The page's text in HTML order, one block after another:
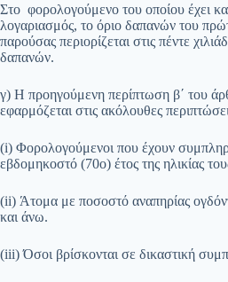
Στο φορολογούμενο του οποίου έχει
λογαριασμός, το όριο δαπανών του
παρούσας περιορίζεται στις πέντε
δαπανών.
γ) Η προηγούμενη περίπτωση β΄ του
εφαρμόζεται στις ακόλουθες
(i) Φορολογούμενοι που έχουν
εβδομηκοστό (70ο) έτος της ηλικίας
(ii) Άτομα με ποσοστό αναπηρίας
και άνω.
(iii) Όσοι βρίσκονται σε δικαστική